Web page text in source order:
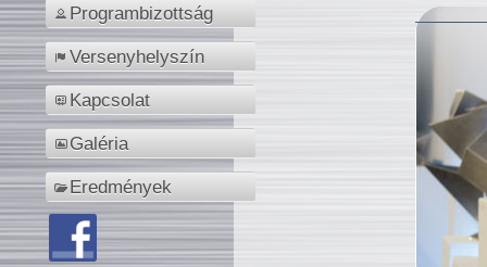
Programbizottság
Versenyhelyszín
Kapcsolat
Galéria
Eredmények